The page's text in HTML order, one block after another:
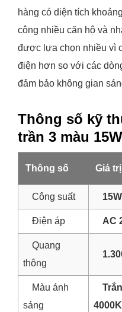
hàng có diện tích khoảng
công nhiều căn hộ và
được lựa chọn nhiều vì
điện hơn so với các
đảm bảo không gian
Thông số kỹ
trần 3 màu 15W
Thông số Giá
Công suất 15W
Điện áp AC
Quang
thông
Màu ánh
sáng